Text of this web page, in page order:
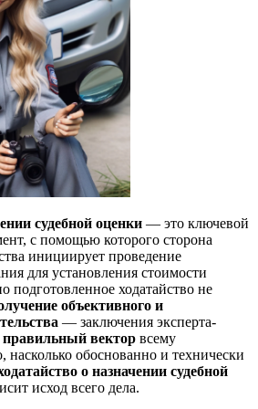
судебной оценки — это ключевой
с помощью которого сторона
инициирует проведение
для установления стоимости
подготовленное ходатайство не
объективного и
— заключения эксперта-
правильный вектор всему
насколько обоснованно и технически
о назначении судебной
исход всего дела.